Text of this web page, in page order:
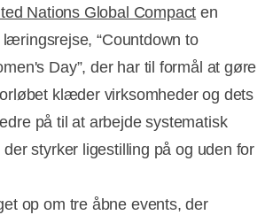
Nations Global Compact en
“Countdown to
Day”, der har til formål at gøre
klæder virksomheder og dets
på til at arbejde systematisk
styrker ligestilling på og uden for
op om tre åbne events, der